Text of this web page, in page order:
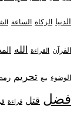
الدنيا الزكاة الساعة
القرآن القراءة الله
الوضوء بيع تحريم
فضل قتل قراءة